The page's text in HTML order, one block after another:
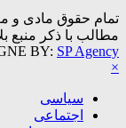
تمام حقوق مادی و
مطالب با ذکر منبع
BY: SP Agency
×
سیاسی
اجتماعی